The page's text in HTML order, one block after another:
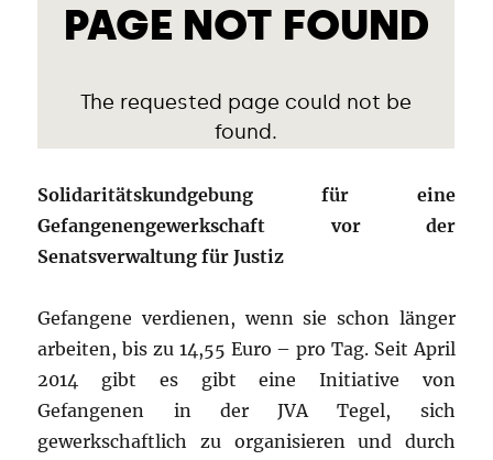
Solidaritätskundgebung für eine
Gefangenengewerkschaft vor der
Senatsverwaltung für Justiz
Gefangene verdienen, wenn sie schon länger
arbeiten, bis zu 14,55 Euro – pro Tag. Seit April
2014 gibt es gibt eine Initiative von
Gefangenen in der JVA Tegel, sich
gewerkschaftlich zu organisieren und durch